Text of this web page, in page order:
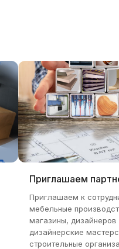
Приглашаем
Приглашаем к
мебельные
магазины, дизайнеров
дизайнерские
строительные